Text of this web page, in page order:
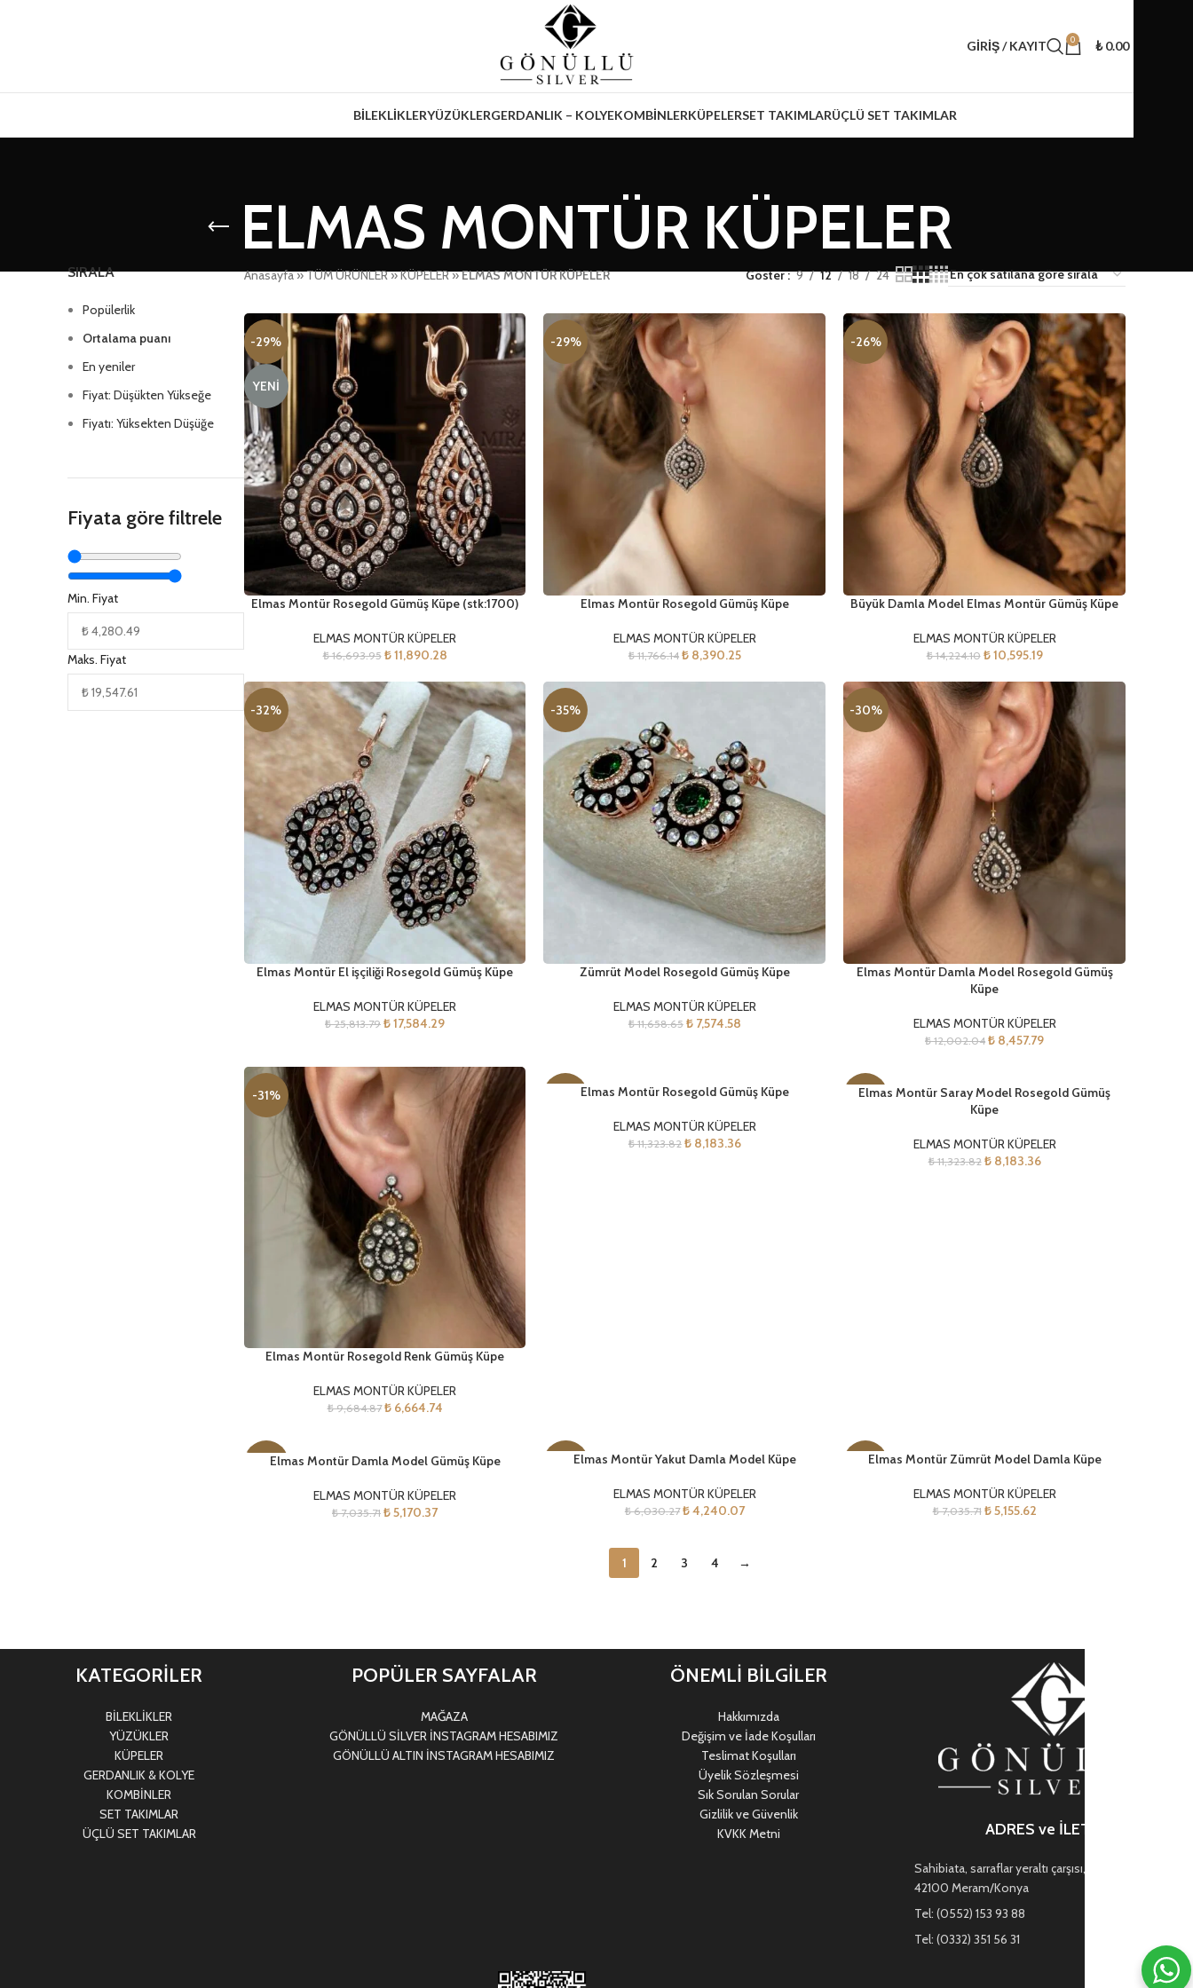
GIRIŞ / KAYIT 0 ₺0.00
BİLEKLİKLERYÜZÜKLERGERDANLIK – KOLYEKOMBİNLERKÜPELERSET TAKIMLARÜÇLÜ SET TAKIMLAR
ELMAS MONTÜR KÜPELER
SIRALA
Popülerlik
Ortalama puanı
En yeniler
Fiyat: Düşükten Yükseğe
Fiyatı: Yüksekten Düşüğe
Fiyata göre filtrele
Min. Fiyat
Maks. Fiyat
Anasayfa»TÜM ÜRÜNLER»KÜPELER»ELMAS MONTÜR KÜPELER Göster 9 12 18 24
-29%
YENI
Elmas Montür Rosegold Gümüş Küpe (stk:1700)
ELMAS MONTÜR KÜPELER
₺16,693.95 ₺11,890.28
-29%
Elmas Montür Rosegold Gümüş Küpe
ELMAS MONTÜR KÜPELER
₺11,766.14 ₺8,390.25
-26%
Büyük Damla Model Elmas Montür Gümüş Küpe
ELMAS MONTÜR KÜPELER
₺14,224.10 ₺10,595.19
-32%
Elmas Montür El işçiliği Rosegold Gümüş Küpe
ELMAS MONTÜR KÜPELER
₺25,813.79 ₺17,584.29
-35%
Zümrüt Model Rosegold Gümüş Küpe
ELMAS MONTÜR KÜPELER
₺11,658.65 ₺7,574.58
-30%
Elmas Montür Damla Model Rosegold Gümüş
Küpe
ELMAS MONTÜR KÜPELER
₺12,002.04 ₺ 8,457.79
-31%
Elmas Montür Rosegold Renk Gümüş Küpe
ELMAS MONTÜR KÜPELER
₺9,684.87 ₺6,664.74
-28%Elmas Montür Rosegold Gümüş Küpe
ELMAS MONTÜR KÜPELER
₺11,323.82 ₺8,183.36
-28%
Elmas Montür Saray Model Rosegold Gümüş
Küpe
ELMAS MONTÜR KÜPELER
₺11,323.82 ₺8,183.36
-27%Elmas Montür Damla Model Gümüş Küpe
ELMAS MONTÜR KÜPELER
₺7,035.71 ₺5,170.37
-30%Elmas Montür Yakut Damla Model Küpe
ELMAS MONTÜR KÜPELER
₺6,030.27 ₺4,240.07
-27%Elmas Montür Zümrüt Model Damla Küpe
ELMAS MONTÜR KÜPELER
₺7,035.71 ₺5,155.62
1 2 3 4 →
KATEGORİLER
BİLEKLİKLER
YÜZÜKLER
KÜPELER
GERDANLIK & KOLYE
KOMBİNLER
SET TAKIMLAR
ÜÇLÜ SET TAKIMLAR
POPÜLER SAYFALAR
MAĞAZA
GÖNÜLLÜ SİLVER İNSTAGRAM HESABIMIZ
GÖNÜLLÜ ALTIN İNSTAGRAM HESABIMIZ
ÖNEMLİ BİLGİLER
Hakkımızda
Değişim ve İade Koşulları
Teslimat Koşulları
Üyelik Sözleşmesi
Sık Sorulan Sorular
Gizlilik ve Güvenlik
KVKK Metni
ADRES ve İLETİŞİM
Sahibiata, sarraflar yeraltı çarşısı, Mevlana Cd. no:47,
42100 Meram/Konya
Tel: (0552) 153 93 88
Tel: (0332) 351 56 31